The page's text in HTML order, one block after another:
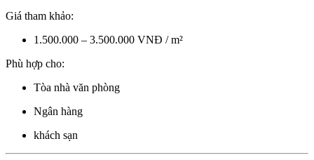
Giá tham khảo:
1.500.000 – 3.500.000 VNĐ / m²
Phù hợp cho:
Tòa nhà văn phòng
Ngân hàng
khách sạn